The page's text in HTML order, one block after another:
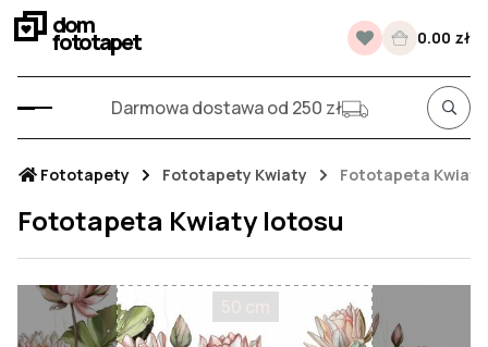
dom
fototapet 0.00 zł
Darmowa dostawa od 250 zł
Fototapety Fototapety Kwiaty Fototapeta
Fototapeta Kwiaty lotosu